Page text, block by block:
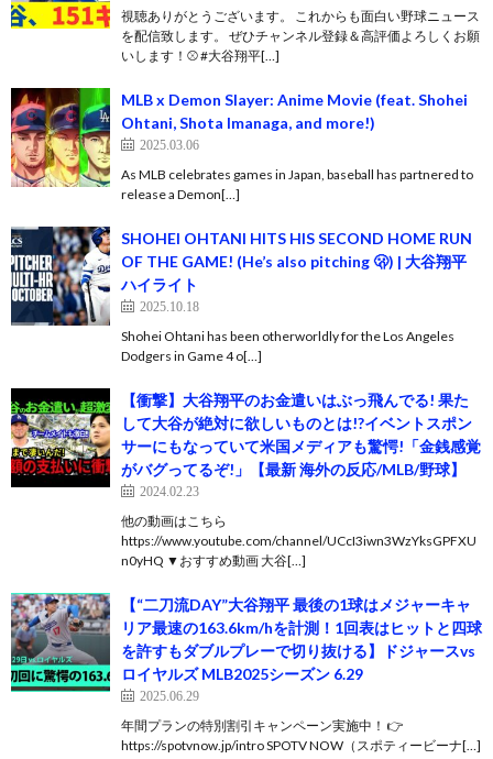
視聴ありがとうございます。 これからも面白い野球ニュース
を配信致します。 ぜひチャンネル登録＆高評価よろしくお願
いします！⚾ #大谷翔平[…]
MLB x Demon Slayer: Anime Movie (feat. Shohei
Ohtani, Shota Imanaga, and more!)
2025.03.06
As MLB celebrates games in Japan, baseball has partnered to
release a Demon[…]
SHOHEI OHTANI HITS HIS SECOND HOME RUN
OF THE GAME! (He’s also pitching 🫢) | 大谷翔平
ハイライト
2025.10.18
Shohei Ohtani has been otherworldly for the Los Angeles
Dodgers in Game 4 o[…]
【衝撃】大谷翔平のお金遣いはぶっ飛んでる! 果た
して大谷が絶対に欲しいものとは!?イベントスポン
サーにもなっていて米国メディアも驚愕!「金銭感覚
がバグってるぞ!」【最新 海外の反応/MLB/野球】
2024.02.23
他の動画はこちら
https://www.youtube.com/channel/UCcI3iwn3WzYksGPFXU
n0yHQ ▼おすすめ動画 大谷[…]
【“二刀流DAY”大谷翔平 最後の1球はメジャーキャ
リア最速の163.6km/hを計測！1回表はヒットと四球
を許すもダブルプレーで切り抜ける】ドジャースvs
ロイヤルズ MLB2025シーズン 6.29
2025.06.29
年間プランの特別割引キャンペーン実施中！ 👉
https://spotvnow.jp/intro SPOTV NOW（スポティービーナ[…]